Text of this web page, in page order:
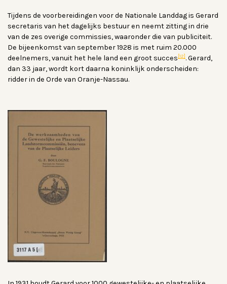
Tijdens de voorbereidingen voor de Nationale Landdag is Gerard
secretaris van het dagelijks bestuur en neemt zitting in drie
van de zes overige commissies, waaronder die van publiciteit.
De bijeenkomst van september 1928 is met ruim 20.000
deelnemers, vanuit het hele land een groot succes [12] . Gerard,
dan 33 jaar, wordt kort daarna koninklijk onderscheiden:
ridder in de Orde van Oranje-Nassau.